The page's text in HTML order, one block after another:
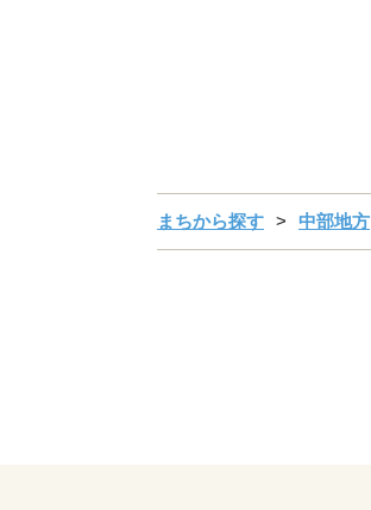
まちから探す 中部地方